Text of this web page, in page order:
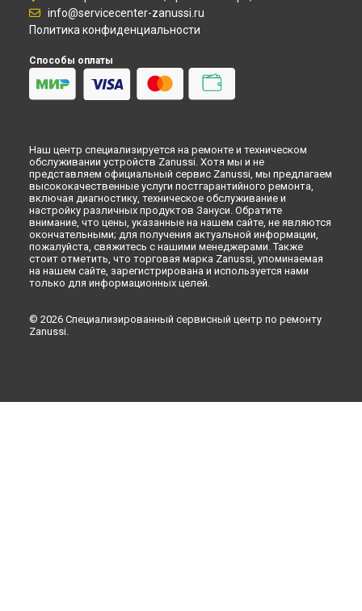
Замена фланца водонагревателя Zanussi в
info@servicecenter-zanussi.ru
Политика конфиденциальности
Способы оплаты
Наш центр специализируется на ремонте и техническом
обслуживании устройств Zanussi. Хотя мы и не
представляем официальный сервис Zanussi, мы предлагаем
высококачественные услуги постгарантийного ремонта,
включая диагностику, техническое обслуживание и
настройку различных продуктов Зануси. Обратите
внимание, что цены, указанные на нашем сайте, не являются
окончательными; для получения актуальной информации,
пожалуйста, свяжитесь с нашими менеджерами. Также
стоит отметить, что торговая марка Zanussi, упоминаемая
на нашем сайте, зарегистрирована и используется нами
только для информационных целей.
© 2026 Специализированный сервисный центр по ремонту
Zanussi.